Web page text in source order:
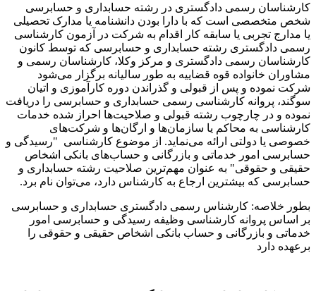
دادگستری در رشته حسابداری و حسابرسی
که با دارا بودن دانشنامه یا مدارک تحصیلی
یا سابقه کار اقدام به شرکت در آزمون کارشناسی
رشته حسابداری و حسابرسی که توسط کانون
دادگستری و مرکز وکلا، کارشناسان رسمی و
قوه قضاییه به طور سالیانه برگزار می‌شود
از قبولی و گذراندن دوره کارآموزی و اتیان
کارشناسی رسمی حسابداری و حسابرسی را دریافت
رشته قبولی و صلاحیت‌ها احراز شده خدمات
یا سازمان‌ها و ارگان‌ها و شرکت‌های
ارائه می‌نماید. از موضوع کارشناسی "رسیدگی و
خدماتی و بازرگانی و حساب‌های بانکی اشخاص
به عنوان مهم‌ترین صلاحیت رشته حسابداری و
ارجاع به کارشناس دارد، می‌توان نام برد.
رسمی دادگستری حسابداری و حسابرسی
کارشناسی وظیفه رسیدگی و حسابرسی امور
و حساب‌ بانکی اشخاص حقیقی و حقوقی را